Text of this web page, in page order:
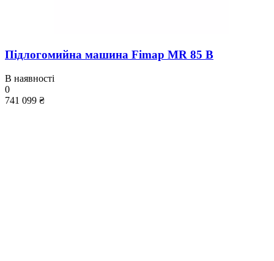
Підлогомийна машина Fimap MR 85 B
В наявності
0
741 099 ₴